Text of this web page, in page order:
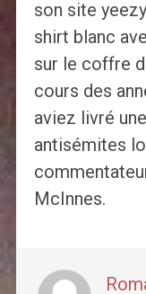
son site
shirt blanc
sur le coffre
cours des
aviez livré
antisémites
McInnes.